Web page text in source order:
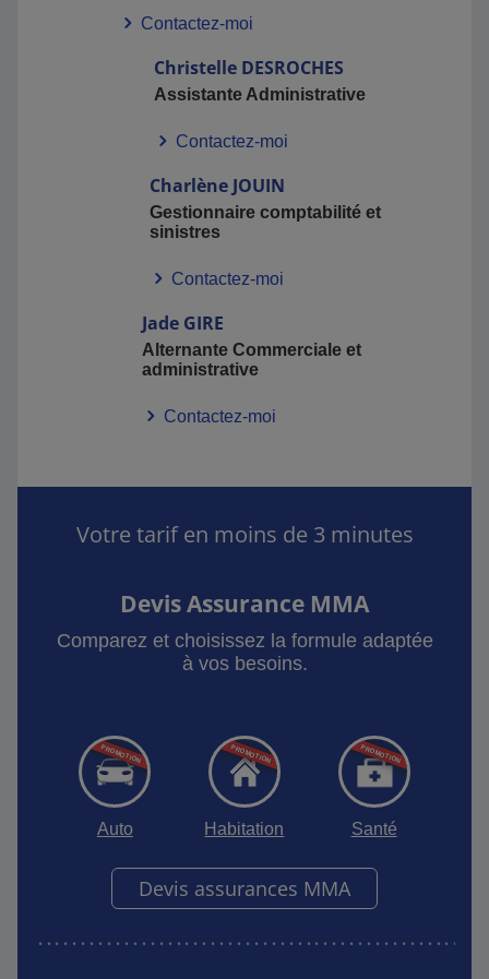
Contactez-moi
Christelle DESROCHES
Assistante Administrative
Contactez-moi
Charlène JOUIN
Gestionnaire comptabilité et
sinistres
Contactez-moi
Jade GIRE
Alternante Commerciale et
administrative
Contactez-moi
Votre tarif en moins de 3 minutes
Devis Assurance MMA
Comparez et choisissez la formule adaptée
à vos besoins.
Auto Habitation Santé
Devis assurances MMA